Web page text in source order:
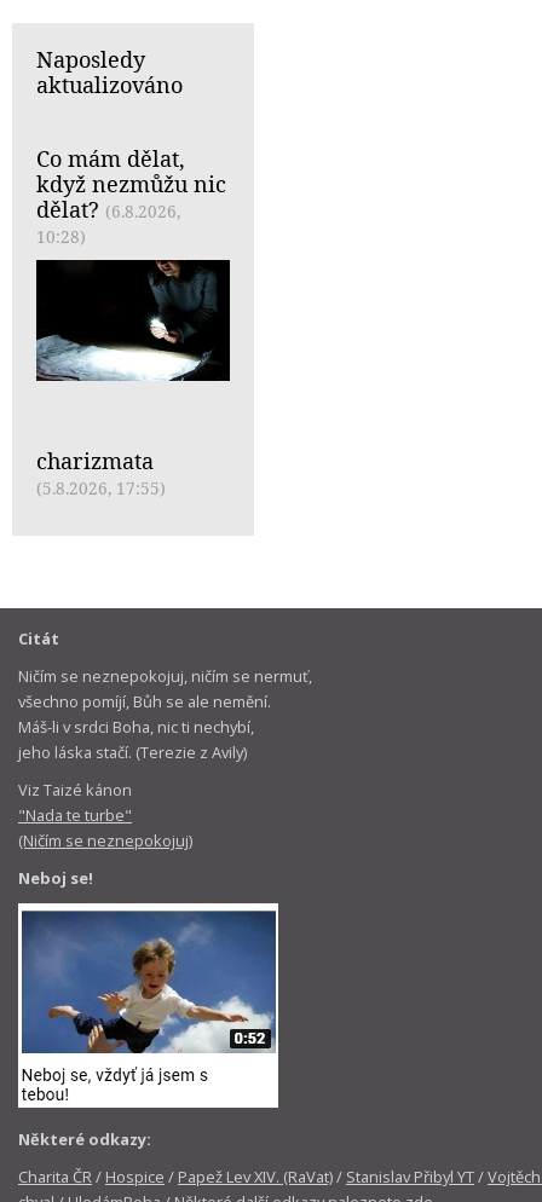
Naposledy
aktualizováno
Co mám dělat,
když nezmůžu nic
dělat? (6.8.2026,
10:28)
charizmata
(5.8.2026, 17:55)
Citát
Ničím se neznepokojuj, ničím se nermuť,
všechno pomíjí, Bůh se ale nemění.
Máš-li v srdci Boha, nic ti nechybí,
jeho láska stačí. (Terezie z Avily)
Viz Taizé kánon
"Nada te turbe"
(Ničím se neznepokojuj)
Neboj se!
Některé odkazy:
Charita ČR/ Hospice / Papež Lev XIV. (RaVat)/ Stanislav Přibyl YT/